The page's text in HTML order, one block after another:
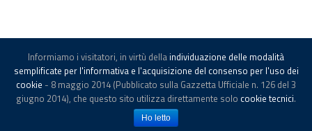
© -Istituto Superiore di Sanità-Note legali
Powered by
Informiamo i visitatori, in virtù della individuazione delle modalità
semplificate per l'informativa e l'acquisizione del consenso per l'uso dei
cookie - 8 maggio 2014 (Pubblicato sulla Gazzetta Ufficiale n. 126 del 3
giugno 2014), che questo sito utilizza direttamente solo cookie tecnici.
Ho letto